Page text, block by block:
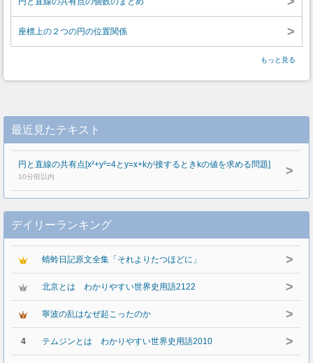
座標上の２つの円の位置関係 >
もっと見る
最近見たテキスト
円と直線の共有点[x²+y²=4とy=x+kが接するときkの値を求める問題]
10分前以内 >
デイリーランキング
蜻蛉日記原文全集「それよりたつほどに」 >
北京とは わかりやすい世界史用語2122 >
寧波の乱はなぜ起こったのか >
4 テムジンとは わかりやすい世界史用語2010 >